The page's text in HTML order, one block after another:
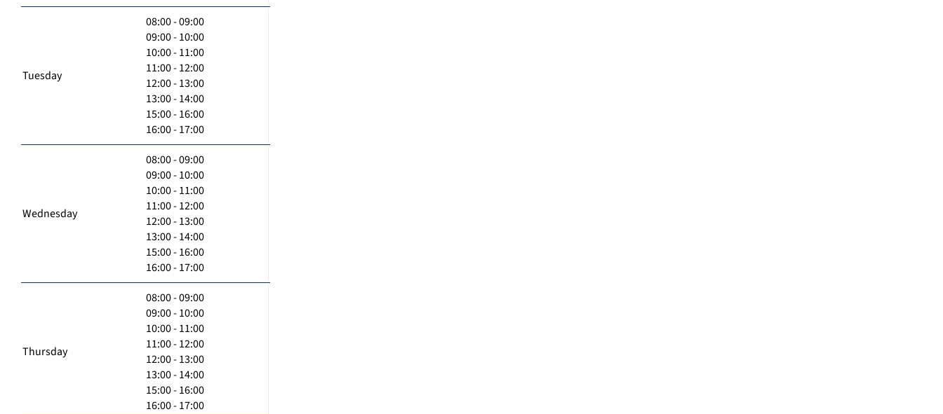
Tuesday
08:00 - 09:00
09:00 - 10:00
10:00 - 11:00
11:00 - 12:00
12:00 - 13:00
13:00 - 14:00
15:00 - 16:00
16:00 - 17:00
Wednesday
08:00 - 09:00
09:00 - 10:00
10:00 - 11:00
11:00 - 12:00
12:00 - 13:00
13:00 - 14:00
15:00 - 16:00
16:00 - 17:00
Thursday
08:00 - 09:00
09:00 - 10:00
10:00 - 11:00
11:00 - 12:00
12:00 - 13:00
13:00 - 14:00
15:00 - 16:00
16:00 - 17:00